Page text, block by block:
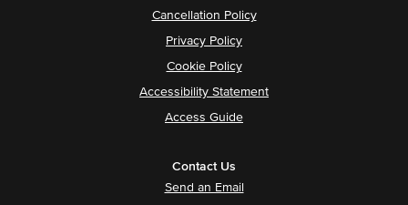
Cancellation Policy
Privacy Policy
Cookie Policy
Accessibility Statement
Access Guide
Contact Us
Send an Email